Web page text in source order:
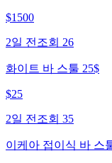
$1500
2일 전 조회 26
화이트 바 스툴 25$
$25
2일 전 조회 35
이케아 접이식 바 스